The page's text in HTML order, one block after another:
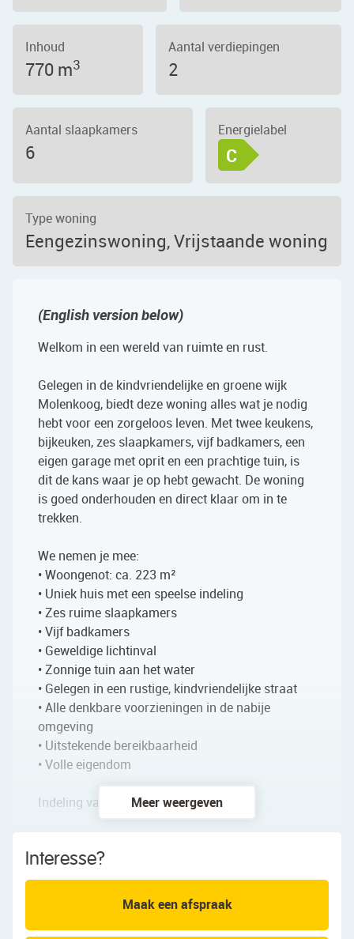
Inhoud
770 m3
Aantal verdiepingen
2
Aantal slaapkamers
6
Energielabel
C
Type woning
Eengezinswoning, Vrijstaande woning
(English version below)
Welkom in een wereld van ruimte en rust.
Gelegen in de kindvriendelijke en groene wijk
Molenkoog, biedt deze woning alles wat je nodig
hebt voor een zorgeloos leven. Met twee keukens,
bijkeuken, zes slaapkamers, vijf badkamers, een
eigen garage met oprit en een prachtige tuin, is
dit de kans waar je op hebt gewacht. De woning
is goed onderhouden en direct klaar om in te
trekken.
We nemen je mee:
• Woongenot: ca. 223 m²
• Uniek huis met een speelse indeling
• Zes ruime slaapkamers
• Vijf badkamers
• Geweldige lichtinval
• Zonnige tuin aan het water
• Gelegen in een rustige, kindvriendelijke straat
• Alle denkbare voorzieningen in de nabije
omgeving
• Uitstekende bereikbaarheid
• Volle eigendom
Indeling van het huis:
Via de entree kom je in de hal met toilet, berging,
trapopgang en toegang tot de lichte woon- en
eetkamer. De royale living met grote ramen zorgt
voor veel natuurlijk licht en heeft een prettige
indeling. De eetkamer loopt vloeiend over in de
Meer weergeven
Interesse?
Maak een afspraak